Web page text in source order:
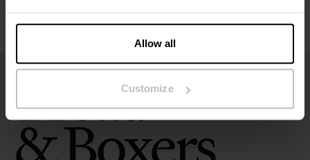
Allow all
Customize
Beoordelingen